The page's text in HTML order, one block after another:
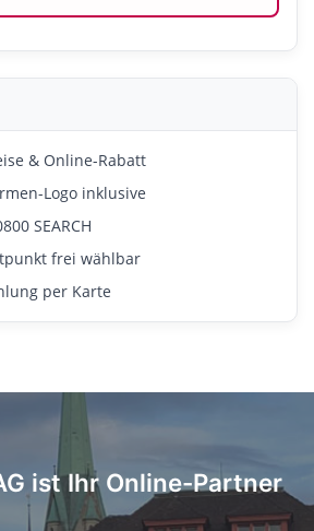
& Online-Rabatt
Logo inklusive
SEARCH
frei wählbar
per Karte
ist Ihr Online-Partner